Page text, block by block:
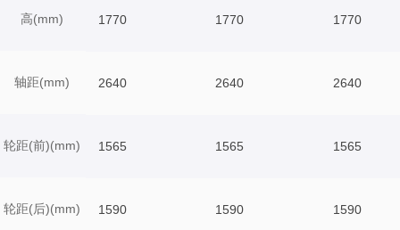
高(mm)
轴距(mm)
轮距(前)(mm)
轮距(后)(mm)
1770 1770 1770
2640 2640 2640
1565 1565 1565
1590 1590 1590